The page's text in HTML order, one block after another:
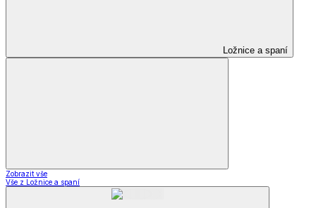
Ložnice a spaní
Zobrazit vše
Vše z Ložnice a spaní